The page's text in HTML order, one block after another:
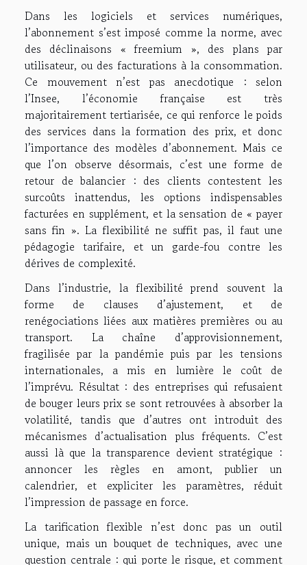
Dans les logiciels et services numériques,
l’abonnement s’est imposé comme la norme, avec
des déclinaisons « freemium », des plans par
utilisateur, ou des facturations à la consommation.
Ce mouvement n’est pas anecdotique : selon
l’Insee, l’économie française est très
majoritairement tertiarisée, ce qui renforce le poids
des services dans la formation des prix, et donc
l’importance des modèles d’abonnement. Mais ce
que l’on observe désormais, c’est une forme de
retour de balancier : des clients contestent les
surcoûts inattendus, les options indispensables
facturées en supplément, et la sensation de « payer
sans fin ». La flexibilité ne suffit pas, il faut une
pédagogie tarifaire, et un garde-fou contre les
dérives de complexité.
Dans l’industrie, la flexibilité prend souvent la
forme de clauses d’ajustement, et de
renégociations liées aux matières premières ou au
transport. La chaîne d’approvisionnement,
fragilisée par la pandémie puis par les tensions
internationales, a mis en lumière le coût de
l’imprévu. Résultat : des entreprises qui refusaient
de bouger leurs prix se sont retrouvées à absorber la
volatilité, tandis que d’autres ont introduit des
mécanismes d’actualisation plus fréquents. C’est
aussi là que la transparence devient stratégique :
annoncer les règles en amont, publier un
calendrier, et expliciter les paramètres, réduit
l’impression de passage en force.
La tarification flexible n’est donc pas un outil
unique, mais un bouquet de techniques, avec une
question centrale : qui porte le risque, et comment